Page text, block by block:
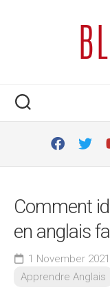
Comment
en anglais
1 November 2021
Apprendre Anglais